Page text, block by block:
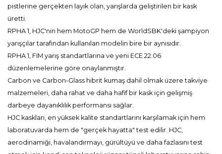
pistlerine gerçekten layık olan, yarışlarda geliştirilen bir kask
üretti.
RPHA 1, HJC'nin hem MotoGP hem de WorldSBK'deki şampiyon
yarışçılar tarafından kullanılan modelin bire bir aynısıdır.
RPHA 1, FIM yarış standartlarına ve yeni ECE 22.06
düzenlemelerine göre onaylanmıştır.
Carbon ve Carbon-Glass hibrit kumaş dahil olmak üzere takviye
malzemeleri, daha rahat ve daha hafif bir kask için gelişmiş
darbeye dayanıklılık performansı sağlar.
HJC kaskları, en yüksek kalite standartlarını karşılamak için hem
laboratuvarda hem de "gerçek hayatta" test edilir. HJC,
aerodinamiği, havalandırmayı, gürültüyü ve daha fazlasını test